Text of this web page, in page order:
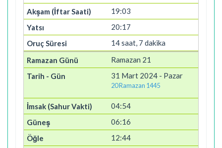
19:03
20:17
14 saat, 7 dakika
Ramazan 21
31 Mart 2024 - Pazar
20 Ramazan 1445
04:54
06:16
12:44